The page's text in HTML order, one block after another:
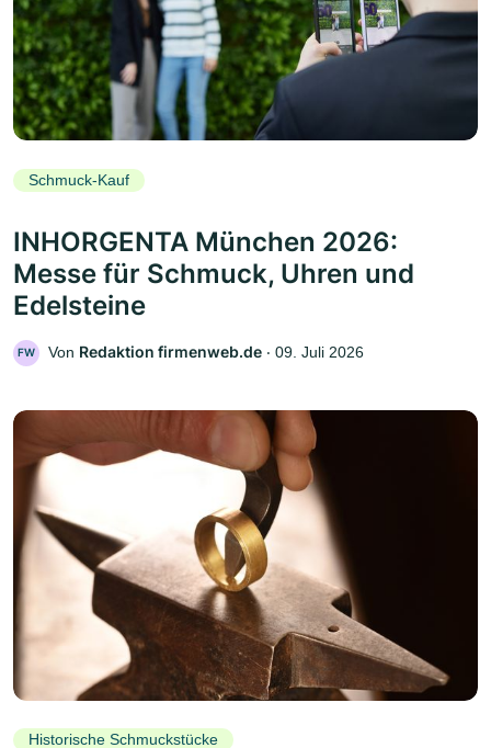
Schmuck-Kauf
INHORGENTA München 2026:
Messe für Schmuck, Uhren und
Edelsteine
FW Von Redaktion firmenweb.de ‧ 09. Juli 2026
Historische Schmuckstücke